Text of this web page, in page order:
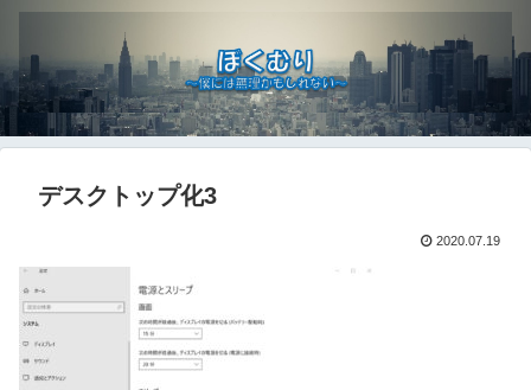
デスクトップ化3
2020.07.19